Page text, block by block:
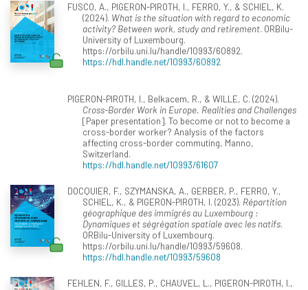
FUSCO, A., PIGERON-PIROTH, I., FERRO, Y., & SCHIEL, K.
(2024). What is the situation with regard to economic
activity? Between work, study and retirement. ORBilu-
University of Luxembourg.
https://orbilu.uni.lu/handle/10993/60892.
https://hdl.handle.net/10993/60892
PIGERON-PIROTH, I., Belkacem, R., & WILLE, C. (2024).
Cross-Border Work in Europe. Realities and Challenges
[Paper presentation]. To become or not to become a
cross-border worker? Analysis of the factors
affecting cross-border commuting, Manno,
Switzerland.
https://hdl.handle.net/10993/61607
DOCQUIER, F., SZYMANSKA, A., GERBER, P., FERRO, Y.,
SCHIEL, K., & PIGERON-PIROTH, I. (2023). Répartition
géographique des immigrés au Luxembourg :
Dynamiques et ségrégation spatiale avec les natifs.
ORBilu-University of Luxembourg.
https://orbilu.uni.lu/handle/10993/59608.
https://hdl.handle.net/10993/59608
FEHLEN, F., GILLES, P., CHAUVEL, L., PIGERON-PIROTH, I.,